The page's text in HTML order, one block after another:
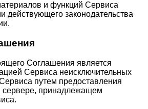
и функций Сервиса
действующего законодательства
Соглашения является
Сервиса неисключительных
путем предоставления
сервере, принадлежащем